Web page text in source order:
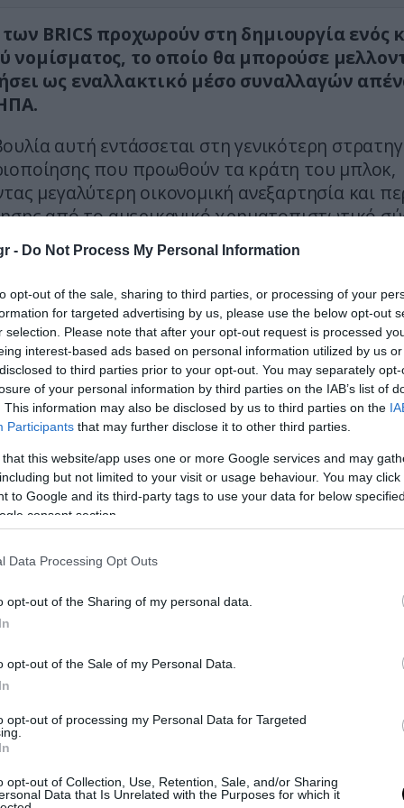
- Do Not Process My Personal Information
opt-out of the sale, sharing to third parties, or processing of your
for targeted advertising by us, please use the below opt-out
selection. Please note that after your opt-out request is processed
interest-based ads based on personal information utilized by us
to third parties prior to your opt-out. You may separately
of your personal information by third parties on the IAB’s list of
This information may also be disclosed by us to third parties on the
Participants that may further disclose it to other third parties.
that this website/app uses one or more Google services and may
but not limited to your visit or usage behaviour. You may
to Google and its third-party tags to use your data for below
consent section.
Data Processing Opt Outs
opt-out of the Sharing of my personal data.
opt-out of the Sale of my Personal Data.
opt-out of processing my Personal Data for Targeted
opt-out of Collection, Use, Retention, Sale, and/or Sharing
Data that Is Unrelated with the Purposes for which it
BRICS προχωρούν στη δημιουργία ενός
νομίσματος, το οποίο θα μπορούσε
ως εναλλακτικό μέσο συναλλαγών
αυτή εντάσσεται στη γενικότερη
που προωθούν τα κράτη του μπλοκ,
μεγαλύτερη οικονομική ανεξαρτησία και
από το αμερικανικό χρηματοπιστωτικό
έχουν δοθεί ακόμη επίσημες λεπτομέρειες
νομίσματος, οι συζητήσεις φαίνεται να
στάδιο.
say they will soon introduce digital
US dollar globally.pic.twitter.com/Ohlb1D2sPp
(@World_Affairs11)May 17, 2026
αναλυτές, ένα τέτοιο εγχείρημα – εφόσον
σύστημα, προκαλώντας ισχυρές
κυριαρχίας του δολαρίου, το οποίο παραμένει
νόμισμα διεθνώς.
η υλοποίηση ενός
νομίσματος για τόσο ετερογενείς
υπόθεση, καθώς απαιτεί βαθύ
πολιτικής, τεχνολογικής υποδομής και
μεταξύ των μελών.